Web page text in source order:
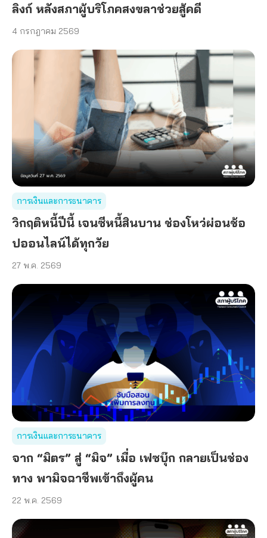
ลิงก์ หลังสภาผู้บริโภคสงขลาช่วยสู้คดี
4 กรกฎาคม 2569
การเงินและการธนาคาร
วิกฤติหนี้ปีนี้ เจนซีหนี้สินบาน ช่องโหว่ผ่อนช้อ
ปออนไลน์ได้ทุกวัย
27 พ.ค. 2569
การเงินและการธนาคาร
จาก “มิตร” สู่ “มิจ” เมื่อ เฟซบุ๊ก กลายเป็นช่อง
ทาง พามิจฉาชีพเข้าถึงผู้คน
22 พ.ค. 2569